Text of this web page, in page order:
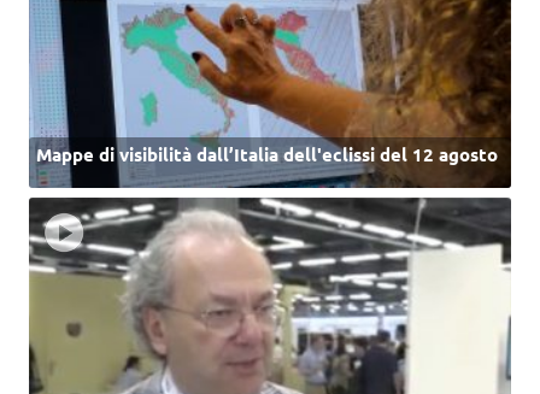
Mappe di visibilità dall’Italia dell'eclissi del 12 agosto